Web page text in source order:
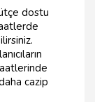
dostu
cazip